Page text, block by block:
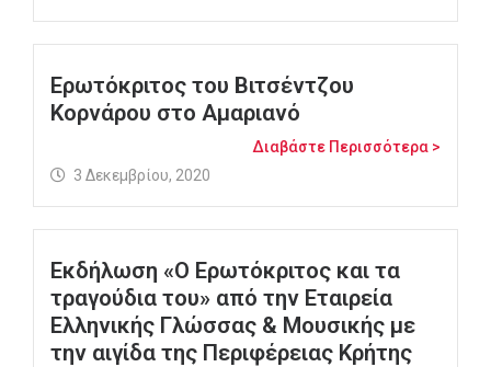
Ερωτόκριτος του Βιτσέντζου
Κορνάρου στο Αμαριανό
Διαβάστε Περισσότερα >
3 Δεκεμβρίου, 2020
Εκδήλωση «Ο Ερωτόκριτος και τα
τραγούδια του» από την Εταιρεία
Ελληνικής Γλώσσας & Μουσικής με
την αιγίδα της Περιφέρειας Κρήτης